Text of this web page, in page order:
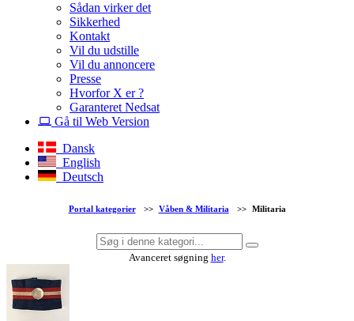
Sådan virker det
Sikkerhed
Kontakt
Vil du udstille
Vil du annoncere
Presse
Hvorfor X er ?
Garanteret Nedsat
Gå til Web Version
Dansk
English
Deutsch
Portal kategorier >> Våben & Militaria >> Militaria
Avanceret søgning her.